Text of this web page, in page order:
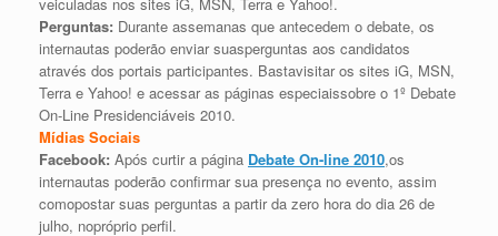
Perguntas: Durante assemanas que antecedem o debate, os
internautas poderão enviar suasperguntas aos candidatos
através dos portais participantes. Bastavisitar os sites iG, MSN,
Terra e Yahoo! e acessar as páginas especiaissobre o 1º Debate
On-Line Presidenciáveis 2010.
Mídias Sociais
Facebook: Após curtir a página Debate On-line 2010,os
internautas poderão confirmar sua presença no evento, assim
comopostar suas perguntas a partir da zero hora do dia 26 de
julho, nopróprio perfil.